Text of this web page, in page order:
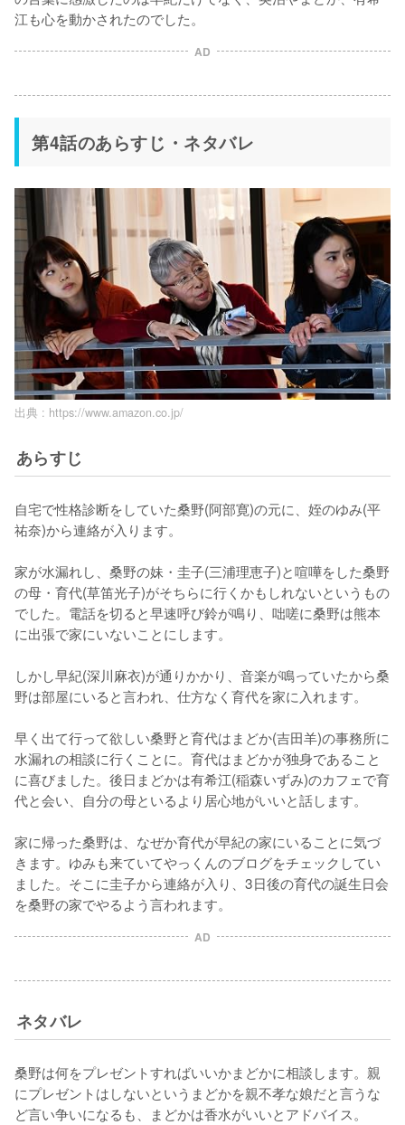
江も心を動かされたのでした。
AD
第4話のあらすじ・ネタバレ
出典 : https://www.amazon.co.jp/
あらすじ
自宅で性格診断をしていた桑野(阿部寛)の元に、姪のゆみ(平
祐奈)から連絡が入ります。
家が水漏れし、桑野の妹・圭子(三浦理恵子)と喧嘩をした桑野
の母・育代(草笛光子)がそちらに行くかもしれないというもの
でした。電話を切ると早速呼び鈴が鳴り、咄嗟に桑野は熊本
に出張で家にいないことにします。
しかし早紀(深川麻衣)が通りかかり、音楽が鳴っていたから桑
野は部屋にいると言われ、仕方なく育代を家に入れます。
早く出て行って欲しい桑野と育代はまどか(吉田羊)の事務所に
水漏れの相談に行くことに。育代はまどかが独身であること
に喜びました。後日まどかは有希江(稲森いずみ)のカフェで育
代と会い、自分の母といるより居心地がいいと話します。
家に帰った桑野は、なぜか育代が早紀の家にいることに気づ
きます。ゆみも来ていてやっくんのブログをチェックしてい
ました。そこに圭子から連絡が入り、3日後の育代の誕生日会
を桑野の家でやるよう言われます。
AD
ネタバレ
桑野は何をプレゼントすればいいかまどかに相談します。親
にプレゼントはしないというまどかを親不孝な娘だと言うな
ど言い争いになるも、まどかは香水がいいとアドバイス。